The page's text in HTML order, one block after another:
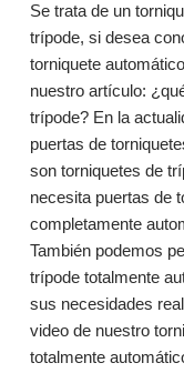
Se trata de un
trípode, si desea
torniquete
nuestro artículo:
trípode? En la
puertas de
son torniquetes de
necesita puertas de
completamente
También podemos
trípode totalmente
sus necesidades
video de nuestro
totalmente